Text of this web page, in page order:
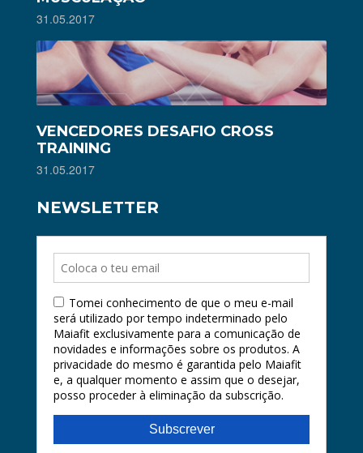
31.05.2017
VENCEDORES DESAFIO CROSS
TRAINING
31.05.2017
NEWSLETTER